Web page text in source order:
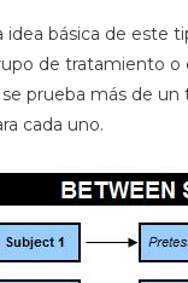
idea básica de este
de tratamiento o
se prueba más de
cada uno.